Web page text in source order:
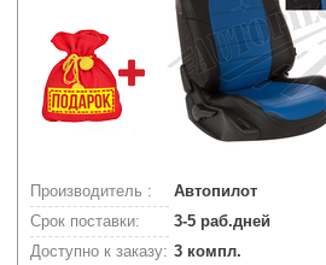
Производитель :
Автопилот
Срок поставки:
3-5 раб.дней
Доступно к заказу: 3 компл.